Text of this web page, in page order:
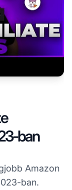
ban
Amazon
ban.